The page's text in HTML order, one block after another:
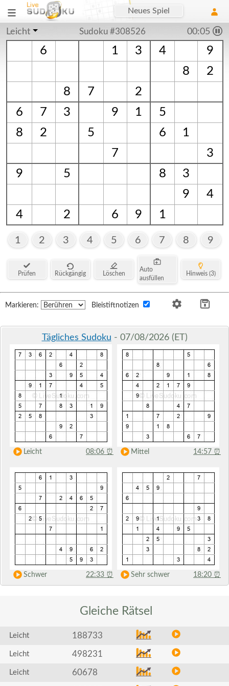
Neues Spiel
Leicht Sudoku #308526 00:06
6 1 3 4
9
8
2
8
7
2
6
7 3 9 1
5
8
2 5 6
1
7
3
9
5 8
3
9
4
4
2 6 9 1
1 2 3 4 5 6 7 8 9
Prüfen Rückgängig Löschen
Auto
ausfüllen
Hinweis (3)
Markieren: Bleistiftnotizen
Tägliches Sudoku - 07/08/2026 (ET)
Leicht 08:06 ⏰ Mittel 14:57 ⏰
Schwer 22:33 ⏰ Sehr schwer 18:20 ⏰
Gleiche Rätsel
Leicht 188733
Leicht 498231
Leicht 60678